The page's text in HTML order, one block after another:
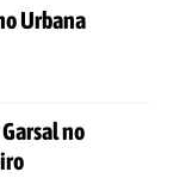
Urbana
no